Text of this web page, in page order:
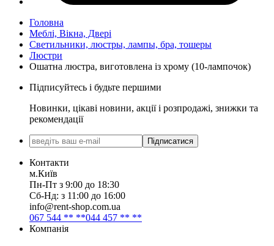
Головна
Меблі, Вікна, Двері
Светильники, люстры, лампы, бра, тошеры
Люстри
Ошатна люстра, виготовлена із хрому (10-лампочок)
Підписуйтесь і будьте першими
Новинки, цікаві новини, акції і розпродажі, знижки та
рекомендації
Підписатися
Контакти
м.Київ
Пн-Пт з 9:00 до 18:30
Сб-Нд: з 11:00 до 16:00
info@rent-shop.com.ua
067 544 ** **044 457 ** **
Компанія